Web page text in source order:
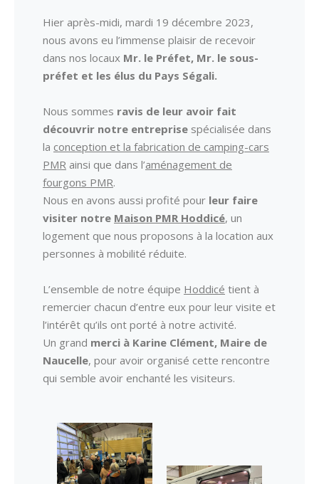
Hier après-midi, mardi 19 décembre 2023,
nous avons eu l’immense plaisir de recevoir
dans nos locaux Mr. le Préfet, Mr. le sous-
préfet et les élus du Pays Ségali.
Nous sommes ravis de leur avoir fait
découvrir notre entreprise spécialisée dans
la conception et la fabrication de camping-cars
PMR ainsi que dans l’aménagement de
fourgons PMR.
Nous en avons aussi profité pour leur faire
visiter notre Maison PMR Hoddicé, un
logement que nous proposons à la location aux
personnes à mobilité réduite.
L’ensemble de notre équipe Hoddicé tient à
remercier chacun d’entre eux pour leur visite et
l’intérêt qu’ils ont porté à notre activité.
Un grand merci à Karine Clément, Maire de
Naucelle, pour avoir organisé cette rencontre
qui semble avoir enchanté les visiteurs.